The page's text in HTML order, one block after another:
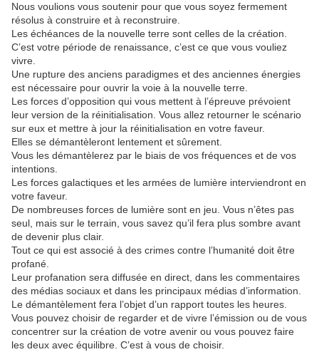
Nous voulions vous soutenir pour que vous soyez fermement
résolus à construire et à reconstruire.
Les échéances de la nouvelle terre sont celles de la création.
C’est votre période de renaissance, c’est ce que vous vouliez
vivre.
Une rupture des anciens paradigmes et des anciennes énergies
est nécessaire pour ouvrir la voie à la nouvelle terre.
Les forces d’opposition qui vous mettent à l’épreuve prévoient
leur version de la réinitialisation. Vous allez retourner le scénario
sur eux et mettre à jour la réinitialisation en votre faveur.
Elles se démantèleront lentement et sûrement.
Vous les démantèlerez par le biais de vos fréquences et de vos
intentions.
Les forces galactiques et les armées de lumière interviendront en
votre faveur.
De nombreuses forces de lumière sont en jeu. Vous n’êtes pas
seul, mais sur le terrain, vous savez qu’il fera plus sombre avant
de devenir plus clair.
Tout ce qui est associé à des crimes contre l’humanité doit être
profané.
Leur profanation sera diffusée en direct, dans les commentaires
des médias sociaux et dans les principaux médias d’information.
Le démantèlement fera l’objet d’un rapport toutes les heures.
Vous pouvez choisir de regarder et de vivre l’émission ou de vous
concentrer sur la création de votre avenir ou vous pouvez faire
les deux avec équilibre. C’est à vous de choisir.